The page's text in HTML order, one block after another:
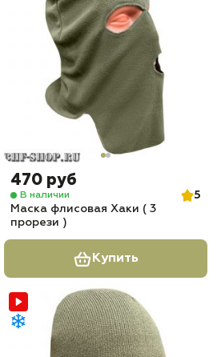
470 руб
В наличии
5
Маска флисовая Хаки ( 3
прорези )
Купить